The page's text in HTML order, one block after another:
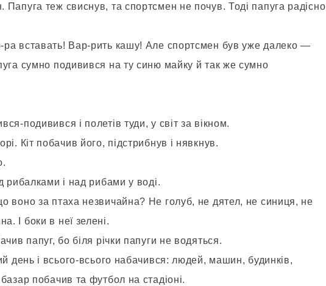
Папуга теж свиснув, та спортсмен не почув. Тоді папуга радісно
вставать! Вар-рить кашу! Але спортсмен був уже далеко —
сумно подивився на ту синю майку й так же сумно
подивився і полетів туди, у світ за вікном.
Кіт побачив його, підстрибнув і нявкнув.
рибалками і над рибами у воді.
воно за птаха незвичайна? Не голуб, не дятел, не синиця, не
І боки в неї зелені.
папуг, бо біля річки папуги не водяться.
день і всього-всього набачився: людей, машин, будинків,
побачив та футбол на стадіоні.